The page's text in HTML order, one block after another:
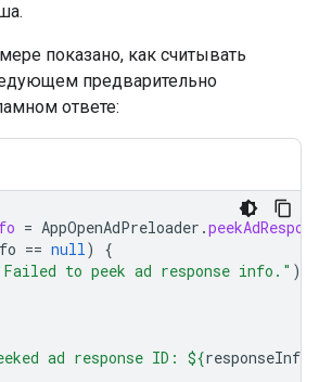
показано, как считывать
предварительно
ответе:
= AppOpenAdPreloader .
== null)
{
to peek ad response info." )
ad response ID: ${responseInfo